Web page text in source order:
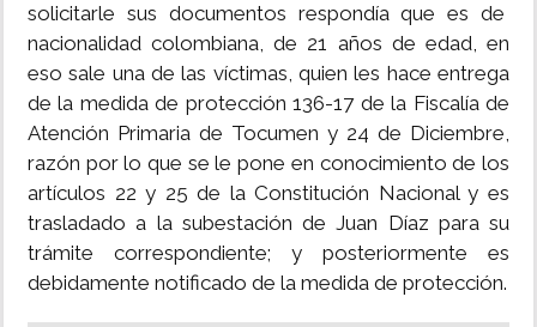
solicitarle sus documentos respondía que es de
nacionalidad colombiana, de 21 años de edad, en
eso sale una de las víctimas, quien les hace entrega
de la medida de protección 136-17 de la Fiscalía de
Atención Primaria de Tocumen y 24 de Diciembre,
razón por lo que se le pone en conocimiento de los
artículos 22 y 25 de la Constitución Nacional y es
trasladado a la subestación de Juan Díaz para su
trámite correspondiente; y posteriormente es
debidamente notificado de la medida de protección.